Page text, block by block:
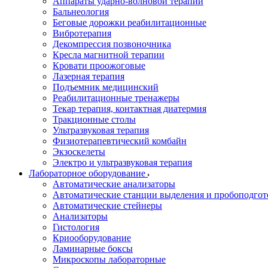
Бальнеология
Беговые дорожки реабилитационные
Вибротерапия
Декомпрессия позвоночника
Кресла магнитной терапии
Кровати проожоговые
Лазерная терапия
Подъемник медицинский
Реабилитационные тренажеры
Текар терапия, контактная диатермия
Тракционные столы
Ультразвуковая терапия
Физиотерапевтический комбайн
Экзоскелеты
Электро и ультразвуковая терапия
Лабораторное оборудование
Автоматические анализаторы
Автоматические станции выделения и
Автоматические стейнеры
Анализаторы
Гистология
Криооборудование
Ламинарные боксы
Микроскопы лабораторные